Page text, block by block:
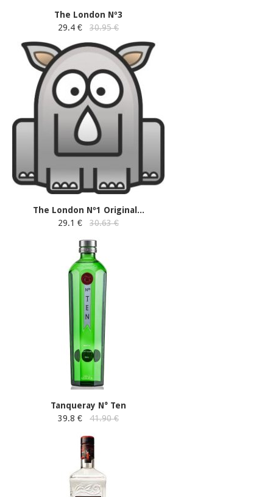
The London Nº3
29.4 €
30.95 €
The London Nº1 Original...
29.1 €
30.63 €
Tanqueray N° Ten
39.8 €
41.90 €